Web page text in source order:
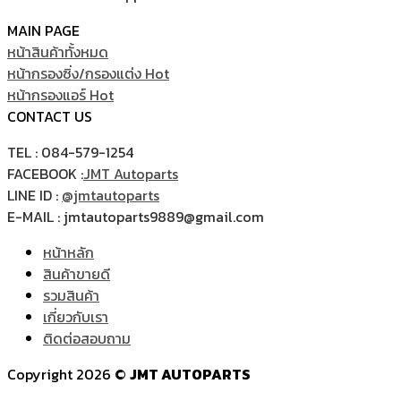
MAIN PAGE
หน้าสินค้าทั้งหมด
หน้ากรองซิ่ง/กรองแต่ง
หน้ากรองแอร์
CONTACT US
TEL : 084-579-1254
FACEBOOK :JMT Autoparts
LINE ID : @jmtautoparts
E-MAIL : jmtautoparts9889@gmail.com
หน้าหลัก
สินค้าขายดี
รวมสินค้า
เกี่ยวกับเรา
ติดต่อสอบถาม
Copyright 2026 © JMT AUTOPARTS